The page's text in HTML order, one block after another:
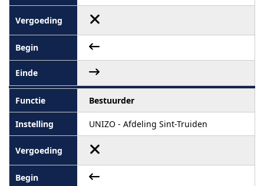
Bestuurder
UNIZO - Afdeling Sint-Truiden